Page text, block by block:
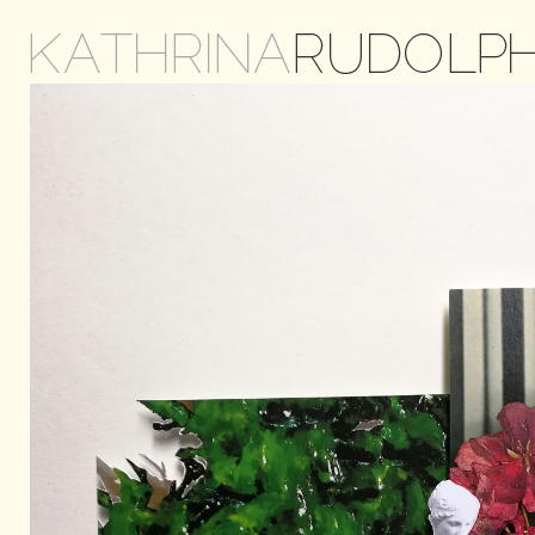
KATHRINA